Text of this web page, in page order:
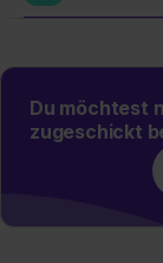
Du möchtest
zugeschickt